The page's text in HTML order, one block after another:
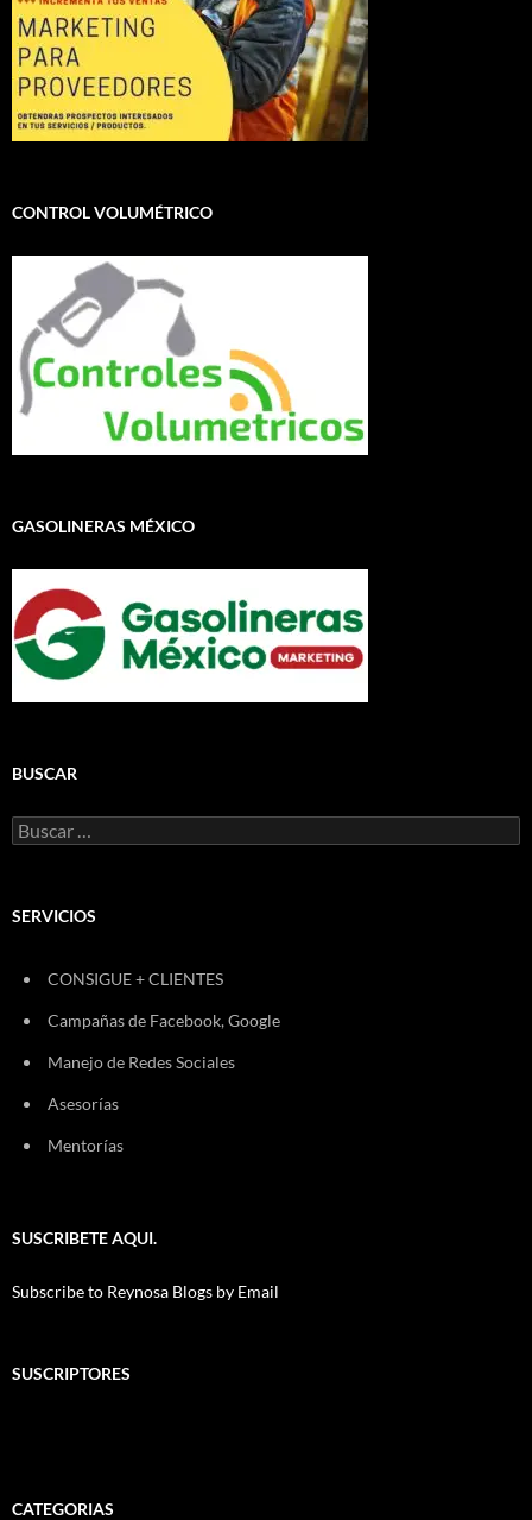
CONTROL VOLUMÉTRICO
GASOLINERAS MÉXICO
BUSCAR
Buscar:
SERVICIOS
CONSIGUE + CLIENTES
Campañas de Facebook, Google
Manejo de Redes Sociales
Asesorías
Mentorías
SUSCRIBETE AQUI.
Subscribe to Reynosa Blogs by Email
SUSCRIPTORES
CATEGORIAS